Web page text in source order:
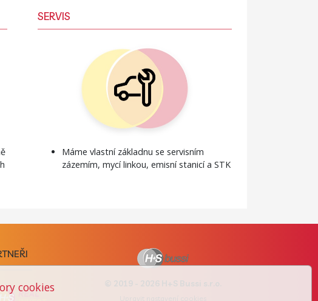
cookies
SERVIS
Máme vlastní základnu se servisním
zázemím, mycí linkou, emisní stanicí a STK